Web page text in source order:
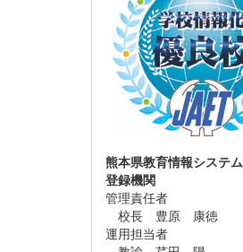
熊本県教育情報システム
登録機関
管理責任者
校長 豊原 康徳
運用担当者